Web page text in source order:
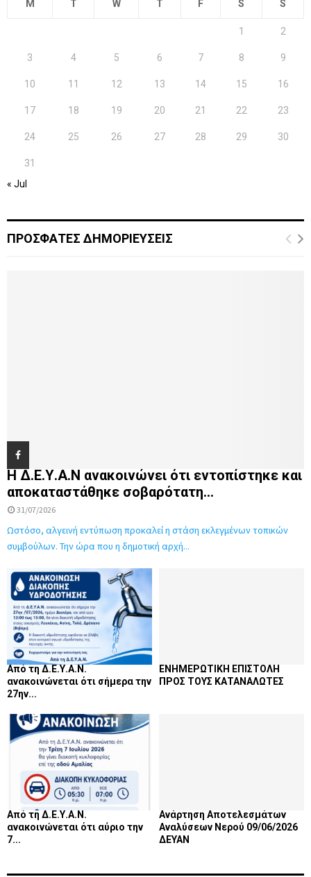
M T W T F S S
1 2
3 4 5 6 7 8 9
10 11 12 13 14 15 16
17 18 19 20 21 22 23
24 25 26 27 28 29 30
31
« Jul
ΠΡΟΣΦΑΤΕΣ ΔΗΜΟΡΙΕΥΣΕΙΣ
Η Δ.Ε.Υ.Α.Ν ανακοινώνει ότι εντοπίστηκε και
αποκαταστάθηκε σοβαρότατη...
31/07/2026
Ωστόσο, αλγεινή εντύπωση προκαλεί η στάση εκλεγμένων τοπικών
συμβούλων. Την ώρα που η δημοτική αρχή...
Από τη Δ.Ε.Υ.Α.Ν.
ανακοινώνεται ότι σήμερα την
27ην...
ΕΝΗΜΕΡΩΤΙΚΗ ΕΠΙΣΤΟΛΗ
ΠΡΟΣ ΤΟΥΣ ΚΑΤΑΝΑΛΩΤΕΣ
Από τη Δ.Ε.Υ.Α.Ν.
ανακοινώνεται ότι αύριο την
7...
Ανάρτηση Αποτελεσμάτων
Αναλύσεων Νερού 09/06/2026
ΔΕΥΑΝ